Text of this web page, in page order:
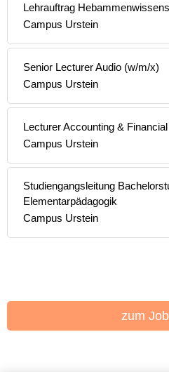
Lehrauftrag
Campus Urstein
Senior Lecturer Audio (w/m/x)
Campus Urstein
Lecturer Accounting &
Campus Urstein
Studiengangsleitung
Elementarpädagogik
Campus Urstein
zum